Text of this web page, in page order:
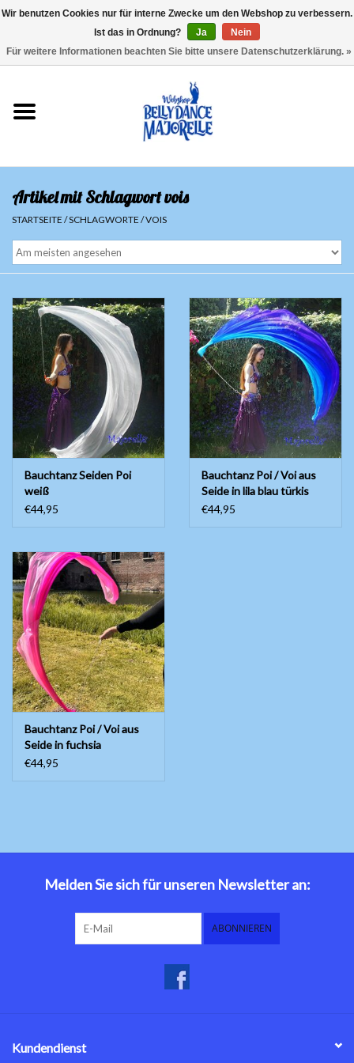
Sale
Sets
Oberteile
Röcke und Hosen
Hüfttücher
Schleier
Bauchtanzkostüme
Zubehör
Tribal dance
Yoga Kleidung
Schmuck
Neu!
Artikel mit Schlagwort vois
STARTSEITE /SCHLAGWORTE /VOIS
Bauchtanz Seiden Poi
weiß
€44,95
Bauchtanz Poi / Voi aus
Seide in lila blau türkis
€44,95
Bauchtanz Poi / Voi aus
Seide in fuchsia
€44,95
Melden Sie sich für unseren Newsletter an:
ABONNIEREN
Kundendienst
Wir benutzen Cookies nur für interne Zwecke um den Webshop zu verbessern.
Ist das in Ordnung?
Ja
Nein
Für weitere Informationen beachten Sie bitte unsere Datenschutzerklärung. »